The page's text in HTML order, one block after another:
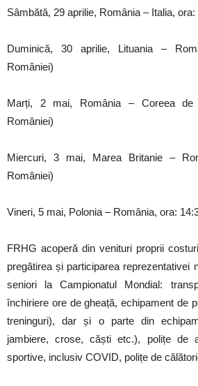
Sâmbătă, 29 aprilie, România – Italia,
Duminică, 30 aprilie, Lituania –
României)
Marți, 2 mai, România – Coreea
României)
Miercuri, 3 mai, Marea Britanie –
României)
Vineri, 5 mai, Polonia – România, ora:
FRHG acoperă din venituri proprii
pregătirea și participarea reprezentativei
seniori la Campionatul Mondial:
închiriere ore de gheață, echipament de
treninguri), dar și o parte din
jambiere, crose, căști etc.), polițe de
sportive, inclusiv COVID, polițe de